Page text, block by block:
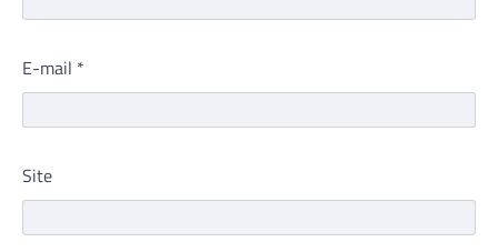
E-mail *
Site